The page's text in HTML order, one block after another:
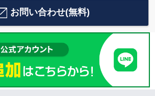
お問い合わせ(無料)